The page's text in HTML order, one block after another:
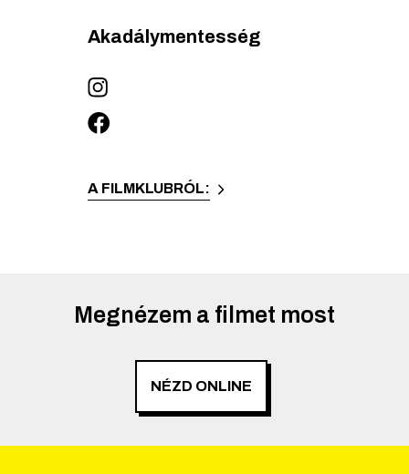
Akadálymentesség
A FILMKLUBRÓL:
Megnézem a filmet most
NÉZD ONLINE